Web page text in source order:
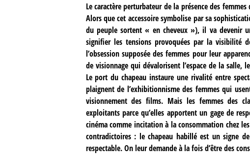
Le caractère perturbateur de la présence des
Alors que cet accessoire symbolise par sa
du peuple sortent « en cheveux »), il va devenir
signifier les tensions provoquées par la visibilité
l’obsession supposée des femmes pour leur
de visionnage qui dévalorisent l’espace de la salle,
Le port du chapeau instaure une rivalité entre
plaignent de l’exhibitionnisme des femmes qui
visionnement des films. Mais les femmes des
exploitants parce qu’elles apportent un gage de
cinéma comme incitation à la consommation chez
contradictoires : le chapeau habillé est un signe
respectable. On leur demande à la fois d’être des